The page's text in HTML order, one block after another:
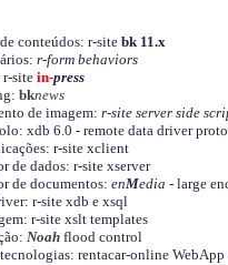
conteúdos: r-site bk 11.x
r-form behaviors
site in-press
bknews
de imagem: r-site server side
xdb 6.0 - remote data driver
r-site xclient
de dados: r-site xserver
de documentos: enMedia - large
r-site xdb e xsql
r-site xslt templates
Noah flood control
rentacar-online WebApp